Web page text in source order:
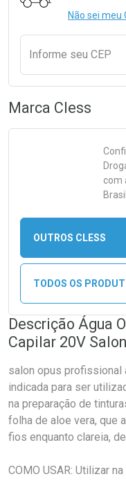
Não sei meu
Informe seu CEP
Marca Cless
com
Brasil.
OUTROS CLESS
TODOS OS
Descrição Água
Capilar 20V
salon opus profissional
indicada para ser
na preparação de
folha de aloe vera, que
fios enquanto clareia,
COMO USAR: Utilizar